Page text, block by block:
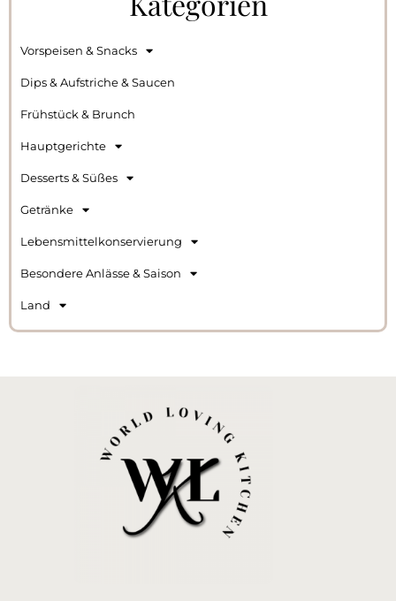
Vorspeisen & Snacks
Dips & Aufstriche & Saucen
Frühstück & Brunch
Hauptgerichte
Desserts & Süßes
Getränke
Lebensmittelkonservierung
Besondere Anlässe & Saison
Land